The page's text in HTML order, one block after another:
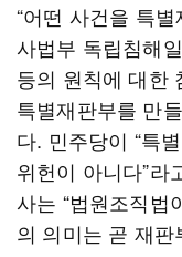
“어떤 사건을 특
사법부 독립침해
등의 원칙에 대한
특별재판부를 만
다. 민주당이 “특
위헌이 아니다”라
사는 “법원조직법
의 의미는 곧 재판